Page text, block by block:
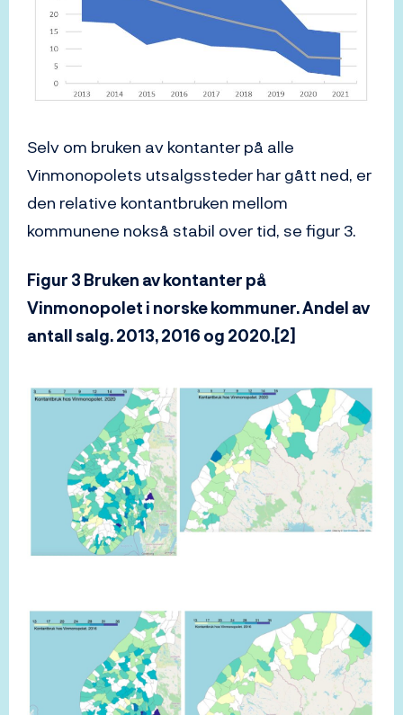
Selv om bruken av kontanter på alle
Vinmonopolets utsalgssteder har gått ned, er
den relative kontantbruken mellom
kommunene nokså stabil over tid, se figur 3.
Figur 3 Bruken av kontanter på
Vinmonopolet i norske kommuner. Andel av
antall salg. 2013, 2016 og 2020.[2]